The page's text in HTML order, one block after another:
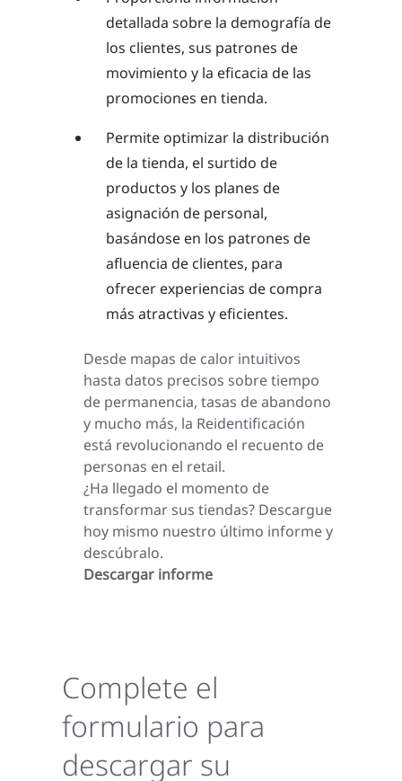
detallada sobre la demografía de
los clientes, sus patrones de
movimiento y la eficacia de las
promociones en tienda.
Permite optimizar la distribución
de la tienda, el surtido de
productos y los planes de
asignación de personal,
basándose en los patrones de
afluencia de clientes, para
ofrecer experiencias de compra
más atractivas y eficientes.
Desde mapas de calor intuitivos
hasta datos precisos sobre tiempo
de permanencia, tasas de abandono
y mucho más, la Reidentificación
está revolucionando el recuento de
personas en el retail.
¿Ha llegado el momento de
transformar sus tiendas? Descargue
hoy mismo nuestro último informe y
descúbralo.
Descargar informe
Complete el
formulario para
descargar su